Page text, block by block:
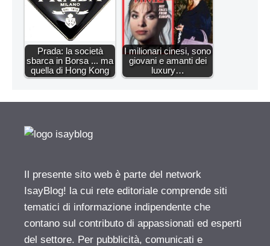
Prada: la società
sbarca in Borsa ... ma
quella di Hong Kong
I milionari cinesi, sono
giovani e amanti dei
luxury…
Il presente sito web è parte del network
IsayBlog! la cui rete editoriale comprende siti
tematici di informazione indipendente che
contano sul contributo di appassionati ed esperti
del settore. Per pubblicità, comunicati e